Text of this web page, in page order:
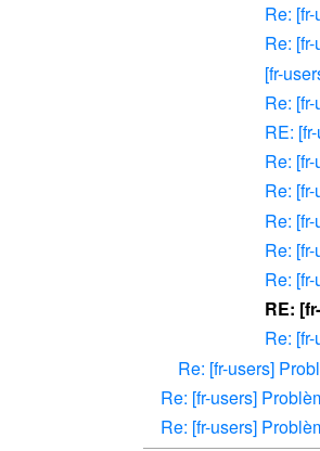
Re:
Re:
[fr-
Re:
RE:
Re:
Re:
Re:
Re:
Re:
RE:
Re:
Re: [fr-users]
Re: [fr-users]
Re: [fr-users]